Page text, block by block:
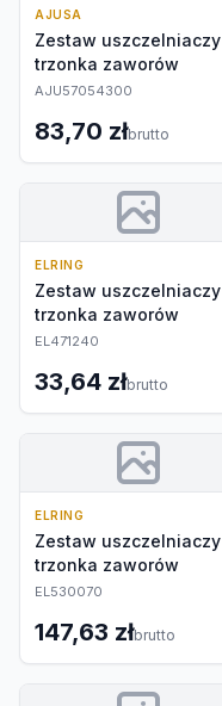
AJUSA
Zestaw uszczelniaczy
trzonka zaworów
AJU57054300
83,70 złbrutto
ELRING
Zestaw uszczelniaczy
trzonka zaworów
EL471240
33,64 złbrutto
ELRING
Zestaw uszczelniaczy
trzonka zaworów
EL530070
147,63 złbrutto